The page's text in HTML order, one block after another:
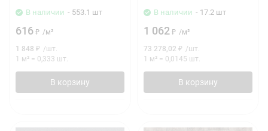
В наличии - 553.1 шт
616 ₽ /м²
1 848 ₽ /шт.
1 м² = 0,333 шт.
В корзину
В наличии - 17.2 шт
1 062 ₽ /м²
73 278,02 ₽ /шт.
1 м² = 0,0145 шт.
В корзину